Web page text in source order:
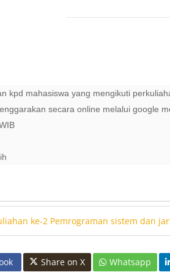
kpd mahasiswa yang mengikuti
secara online melalui google
ke-2 Pemrograman sistem dan
Share on X Whatsapp